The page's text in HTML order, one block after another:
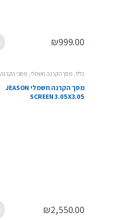
₪999.00
כללי, מסך הקרנה חשמלי, מסכי הקרנה
מסך הקרנה חשמלי JEASON
SCREEN 3.05X3.05
₪2,550.00